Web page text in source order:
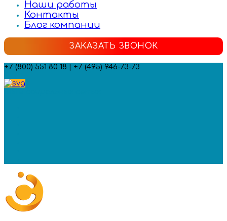
Наши работы
Контакты
Блог компании
ЗАКАЗАТЬ ЗВОНОК
+7 (800) 551 80 18 | +7 (495) 946-73-73